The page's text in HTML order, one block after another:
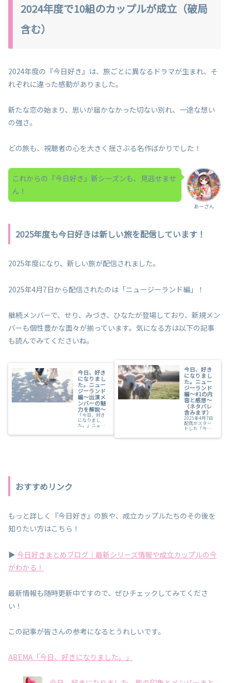
2024年度で10組のカップルが成立（破局
含む）
2024年度の『今日好き』は、旅ごとに異なるドラマが生まれ、そ
れぞれに違った感動がありました。
新たな恋の始まり、思いが届かなかった切ない別れ、一途な想い
の強さ。
どの旅も、視聴者の心を大きく揺さぶる名作ばかりでした！
あーさん
これからの『今日好き』新シーズンも、見逃せませ
ん！
2025年度も今日好きは新しい旅を配信しています！
2025年度になり、新しい旅が配信されました。
2025年4月7日から配信されたのは「ニュージーランド編」！
継続メンバーで、せり、みづき、ひなたが登場しており、新規メン
バーも個性豊かな面々が揃っています。気になる方は以下の記事
も読んでみてくださいね。
今日、好き
になりまし
た。ニュー
ジーランド
編～出演メ
ンバーの魅
力を解説～
「今日、好き
になりまし
た。」ニュー
の出演メンバ
今日、好き
になりまし
た。ニュー
ジーランド
編～#1の内
容と感想～
（ネタバレ
含みます）
2025年4月7日
配信がスター
トした「今
りました。」
おすすめリンク
もっと詳しく『今日好き』の旅や、成立カップルたちのその後を
知りたい方はこちら！
▶️ 今日好きまとめブログ｜最新シリーズ情報や成立カップルの今
がわかる！
最新情報も随時更新中ですので、ぜひチェックしてみてくださ
い！
この記事が皆さんの参考になるとうれしいです。
ABEMA「今日、好きになりました。」